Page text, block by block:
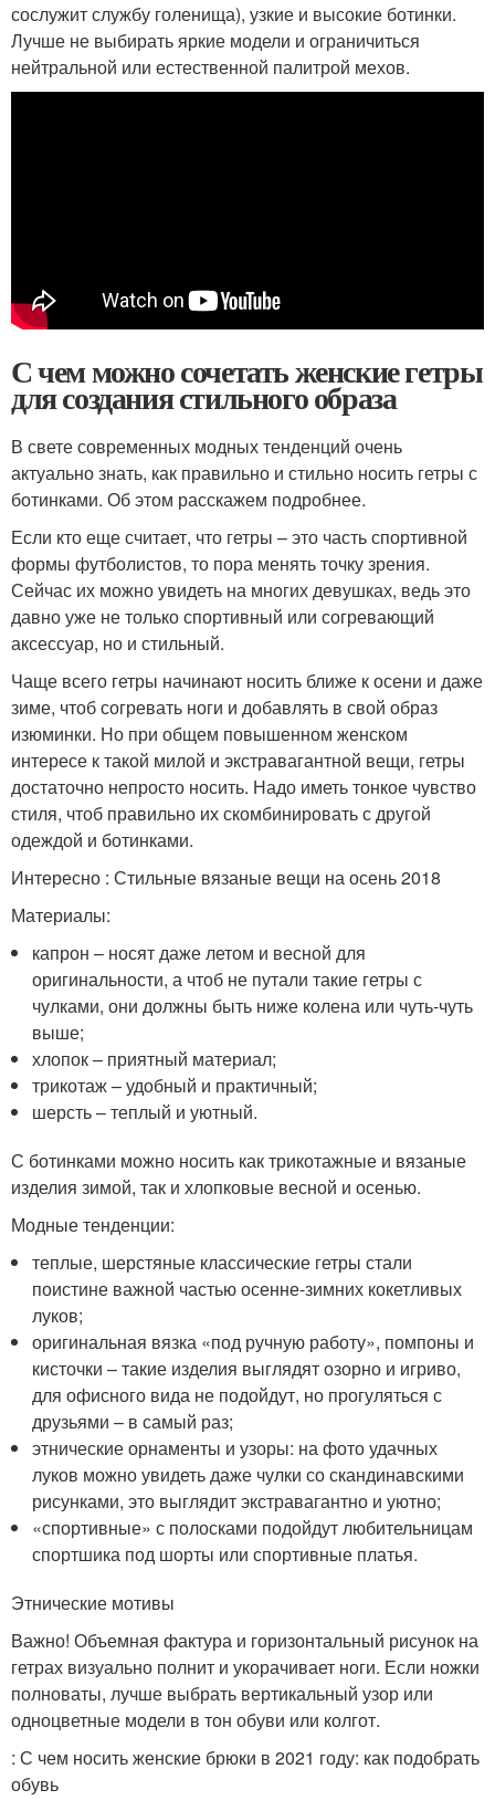
сослужит службу голенища), узкие и высокие ботинки.
Лучше не выбирать яркие модели и ограничиться
нейтральной или естественной палитрой мехов.
С чем можно сочетать женские гетры
для создания стильного образа
В свете современных модных тенденций очень
актуально знать, как правильно и стильно носить гетры с
ботинками. Об этом расскажем подробнее.
Если кто еще считает, что гетры – это часть спортивной
формы футболистов, то пора менять точку зрения.
Сейчас их можно увидеть на многих девушках, ведь это
давно уже не только спортивный или согревающий
аксессуар, но и стильный.
Чаще всего гетры начинают носить ближе к осени и даже
зиме, чтоб согревать ноги и добавлять в свой образ
изюминки. Но при общем повышенном женском
интересе к такой милой и экстравагантной вещи, гетры
достаточно непросто носить. Надо иметь тонкое чувство
стиля, чтоб правильно их скомбинировать с другой
одеждой и ботинками.
Интересно : Стильные вязаные вещи на осень 2018
Материалы:
капрон – носят даже летом и весной для
оригинальности, а чтоб не путали такие гетры с
чулками, они должны быть ниже колена или чуть-чуть
выше;
хлопок – приятный материал;
трикотаж – удобный и практичный;
шерсть – теплый и уютный.
С ботинками можно носить как трикотажные и вязаные
изделия зимой, так и хлопковые весной и осенью.
Модные тенденции:
теплые, шерстяные классические гетры стали
поистине важной частью осенне-зимних кокетливых
луков;
оригинальная вязка «под ручную работу», помпоны и
кисточки – такие изделия выглядят озорно и игриво,
для офисного вида не подойдут, но прогуляться с
друзьями – в самый раз;
этнические орнаменты и узоры: на фото удачных
луков можно увидеть даже чулки со скандинавскими
рисунками, это выглядит экстравагантно и уютно;
«спортивные» с полосками подойдут любительницам
спортшика под шорты или спортивные платья.
Этнические мотивы
Важно! Объемная фактура и горизонтальный рисунок на
гетрах визуально полнит и укорачивает ноги. Если ножки
полноваты, лучше выбрать вертикальный узор или
одноцветные модели в тон обуви или колгот.
: С чем носить женские брюки в 2021 году: как подобрать
обувь